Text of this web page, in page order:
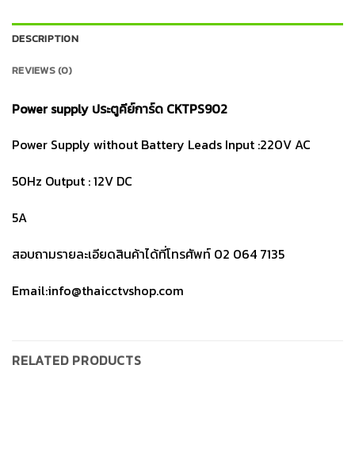
DESCRIPTION
REVIEWS (0)
Power supply ประตูคีย์การ์ด CKTPS902
Power Supply without Battery Leads Input :220V AC
50Hz Output : 12V DC
5A
สอบถามรายละเอียดสินค้าได้ที่โทรศัพท์ 02 064 7135
Email:info@thaicctvshop.com
RELATED PRODUCTS